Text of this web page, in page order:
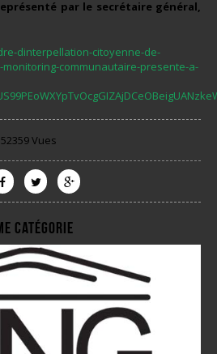
par le secrétaire général,
dinterpellation-citoyenne-de-
communautaire-presente-a-
52359 Vues
catégorie